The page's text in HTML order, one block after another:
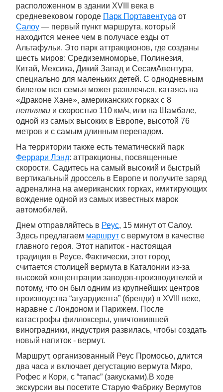
расположенном в здании XVIII века в
средневековом городе Парк Портавентура от
Салоу — первый пункт маршрута, который
находится менее чем в получасе езды от
Альтафульи. Это парк аттракционов, где созданы
шесть миров: Средиземноморье, Полинезия,
Китай, Мексика, Дикий Запад и СесамАвентура,
специально для маленьких детей. С однодневным
билетом вся семья может развлечься, катаясь на
«Драконе Хане», американских горках с 8
петлями и скоростью 110 км/ч, или на Шамбале,
одной из самых высоких в Европе, высотой 76
метров и с самым длинным перепадом.
На территории также есть тематический парк
Феррари Лэнд: аттракционы, посвященные
скорости. Садитесь на самый высокий и быстрый
вертикальный дроссель в Европе и получите заряд
адреналина на американских горках, имитирующих
вождение одной из самых известных марок
автомобилей.
Днем отправляйтесь в Реус, 15 минут от Салоу.
Здесь предлагаем маршрут с вермутом в качестве
главного героя. Этот напиток - настоящая
традиция в Реусе. Фактически, этот город
считается столицей вермута в Каталонии из-за
высокой концентрации заводов-производителей и
потому, что он был одним из крупнейших центров
производства “агуардиента” (бренди) в XVIII веке,
наравне с Лондоном и Парижем. После
катастрофы филлоксеры, уничтожившей
виноградники, индустрия развилась, чтобы создать
новый напиток - вермут.
Маршрут, организованный Реус Промосьо, длится
два часа и включает дегустацию вермута Миро,
Рофес и Кори, с “тапас” (закусками).В ходе
экскурсии вы посетите Старую Фабрику Вермутов